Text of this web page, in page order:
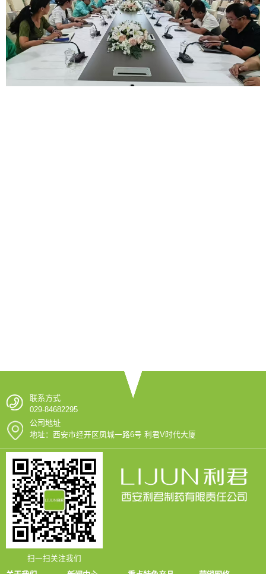
联系方式
029-84682295
公司地址
地址：西安市经开区凤城一路6号 利君V时代大厦
扫一扫关注我们